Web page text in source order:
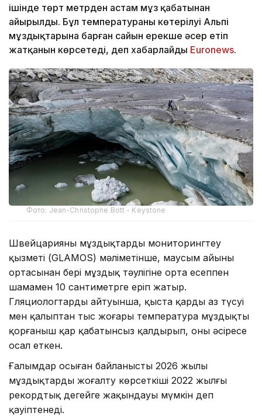
ішінде төрт метрден астам мұз қабатынан
айырылды. Бұл температураның көтерілуі Альпі
мұздықтарына барған сайын ерекше әсер етіп
жатқанын көрсетеді, деп хабарлайды Еuronews.
Фото: Jean-Christophe Bott - Keystone
Швейцарияның мұздықтарды мониторингтеу
қызметі (GLAMOS) мәліметінше, маусым айының
ортасынан бері мұздық тәулігіне орта есеппен
шамамен 10 сантиметрге еріп жатыр.
Гляциологтардың айтуынша, қыста қардың аз түсуі
мен қалыптан тыс жоғары температура мұздықты
қорғаныш қар қабатынсыз қалдырып, оны әсіресе
осал еткен.
Ғалымдар осыған байланысты 2026 жылы
мұздықтардың жоғалту көрсеткіші 2022 жылғы
рекордтық деңгейге жақындауы мүмкін деп
қауіптенеді.